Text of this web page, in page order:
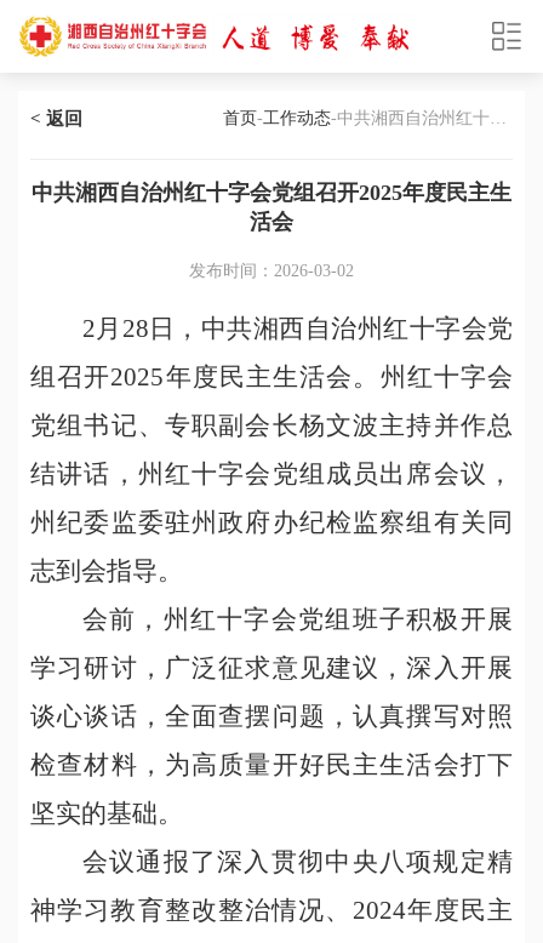
< 返回 首页-工作动态-中共湘西自治州红十字
中共湘西自治州红十字会党组召开2025年度民主生
活会
发布时间：2026-03-02
2月28日，中共湘西自治州红十字会党
组召开2025年度民主生活会。州红十字会
党组书记、专职副会长杨文波主持并作总
结讲话，州红十字会党组成员出席会议，
州纪委监委驻州政府办纪检监察组有关同
志到会指导。
会前，州红十字会党组班子积极开展
学习研讨，广泛征求意见建议，深入开展
谈心谈话，全面查摆问题，认真撰写对照
检查材料，为高质量开好民主生活会打下
坚实的基础。
会议通报了深入贯彻中央八项规定精
神学习教育整改整治情况、2024年度民主